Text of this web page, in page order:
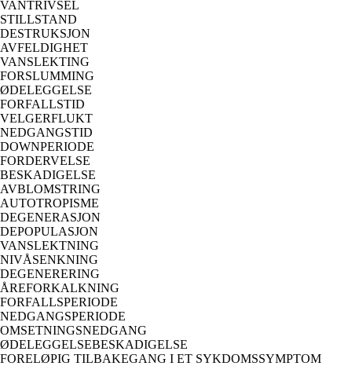
VANTRIVSEL
STILLSTAND
DESTRUKSJON
AVFELDIGHET
VANSLEKTING
FORSLUMMING
ØDELEGGELSE
FORFALLSTID
VELGERFLUKT
NEDGANGSTID
DOWNPERIODE
FORDERVELSE
BESKADIGELSE
AVBLOMSTRING
AUTOTROPISME
DEGENERASJON
DEPOPULASJON
VANSLEKTNING
NIVÅSENKNING
DEGENERERING
ÅREFORKALKNING
FORFALLSPERIODE
NEDGANGSPERIODE
OMSETNINGSNEDGANG
ØDELEGGELSEBESKADIGELSE
FORELØPIG TILBAKEGANG I ET SYKDOMSSYMPTOM